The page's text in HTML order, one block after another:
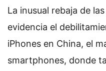
La inusual rebaja de
evidencia el
iPhones en China, el
smartphones, donde